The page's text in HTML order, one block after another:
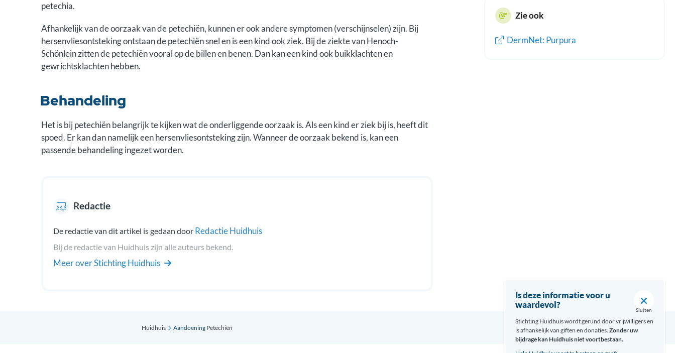
petechia.
Afhankelijk van de oorzaak van de petechiën, kunnen er ook andere symptomen (verschijnselen) zijn. Bij
hersenvliesontsteking ontstaan de petechiën snel en is een kind ook ziek. Bij de ziekte van Henoch-
Schönlein zitten de petechiën vooral op de billen en benen. Dan kan een kind ook buikklachten en
gewrichtsklachten hebben.
Behandeling
Het is bij petechiën belangrijk te kijken wat de onderliggende oorzaak is. Als een kind er ziek bij is, heeft dit
spoed. Er kan dan namelijk een hersenvliesontsteking zijn. Wanneer de oorzaak bekend is, kan een
passende behandeling ingezet worden.
Redactie
De redactie van dit artikel is gedaan door Redactie Huidhuis
Bij de redactie van Huidhuis zijn alle auteurs bekend.
Meer over Stichting Huidhuis
Huidhuis Aandoening Petechiën
Zie ook
DermNet: Purpura
Is deze informatie voor u
waardevol?
Sluiten
Stichting Huidhuis wordt gerund door vrijwilligers en
is afhankelijk van giften en donaties. Zonder uw
bijdrage kan Huidhuis niet voortbestaan.